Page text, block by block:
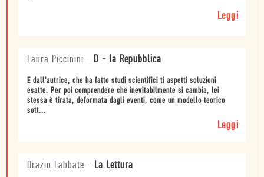
Leggi
Laura Piccinini - D - la Repubblica
E dall'autrice, che ha fatto studi scientifici ti aspetti soluzioni
esatte. Per poi comprendere che inevitabilmente si cambia, lei
stessa è tirata, deformata dagli eventi, come un modello teorico
sott...
Leggi
Orazio Labbate - La Lettura